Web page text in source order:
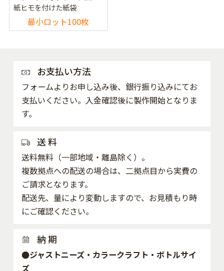
紙ヒモを付けた紙袋
最小ロット100枚
お支払い方法
フォームよりお申し込み後、銀行振り込みにてお
支払いください。入金確認後に製作開始となりま
す。
送 料
送料無料（一部地域・離島除く）。
複数拠点への配送の場合は、二拠点目から実費の
ご請求となります。
配送先、量により変動しますので、お見積もり時
にご確認ください。
納 期
●ジャストニーズ・カラークラフト・ボトルサイ
ズ